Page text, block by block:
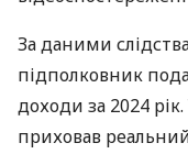
За даними
підполковник
доходи за 2024
приховав